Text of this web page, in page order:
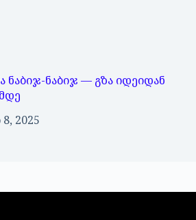
ნაბიჯ-ნაბიჯ — გზა იდეიდან
2025